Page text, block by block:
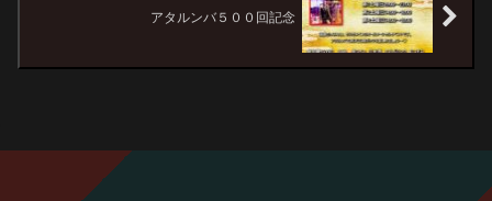
アタルンバ５００回記念